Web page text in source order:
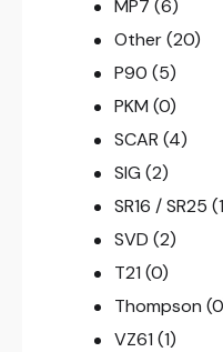
MP7 (6)
Other (20)
P90 (5)
PKM (0)
SCAR (4)
SIG (2)
SR16 / SR25
SVD (2)
T21 (0)
Thompson
VZ61 (1)